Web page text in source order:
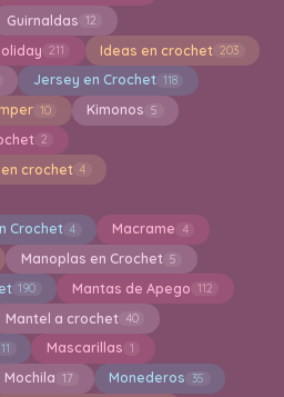
Guirnaldas 12
211 Ideas en crochet 203
Jersey en Crochet 118
10 Kimonos 5
2
crochet 4
Crochet 4 Macrame 4
Manoplas en Crochet 5
190 Mantas de Apego 112
Mantel a crochet 40
11 Mascarillas 1
Mochila 17 Monederos 35